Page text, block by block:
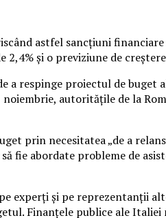
astfel sancţiuni
şi o previziune de
a respinge proiectul de
noiembrie, autorităţile de la
prin necesitatea „de a
fie abordate probleme de
experţi şi pe reprezentanţii
Finanţele publice ale